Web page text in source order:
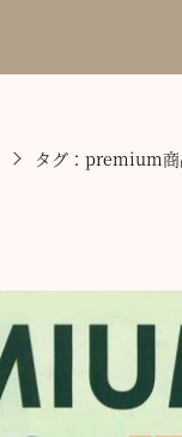
タグ：premium